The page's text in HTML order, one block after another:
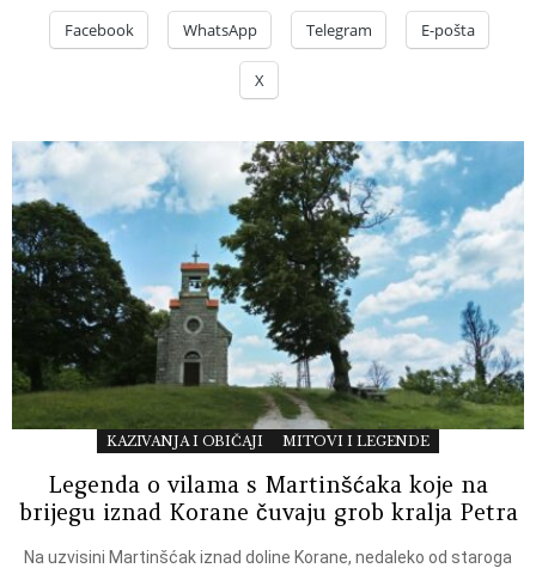
Facebook WhatsApp Telegram E-pošta
X
KAZIVANJA I OBIČAJI MITOVI I LEGENDE
Legenda o vilama s Martinšćaka koje na
brijegu iznad Korane čuvaju grob kralja Petra
Na uzvisini Martinšćak iznad doline Korane, nedaleko od staroga